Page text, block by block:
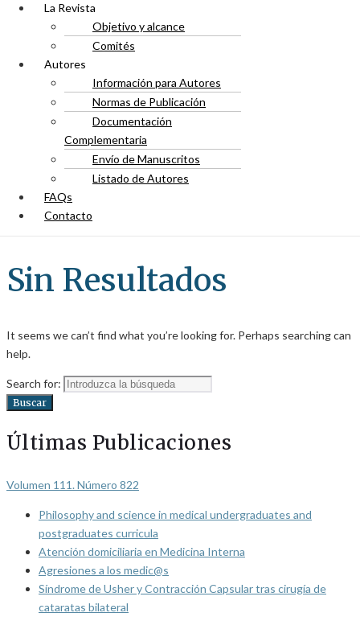
La Revista
Objetivo y alcance
Comités
Autores
Información para Autores
Normas de Publicación
Documentación
Complementaria
Envío de Manuscritos
Listado de Autores
FAQs
Contacto
Sin Resultados
It seems we can’t find what you’re looking for. Perhaps searching can
help.
Search for:
Buscar
Últimas Publicaciones
Volumen 111. Número 822
Philosophy and science in medical undergraduates and
postgraduates curricula
Atención domiciliaria en Medicina Interna
Agresiones a los medic@s
Síndrome de Usher y Contracción Capsular tras cirugía de
cataratas bilateral